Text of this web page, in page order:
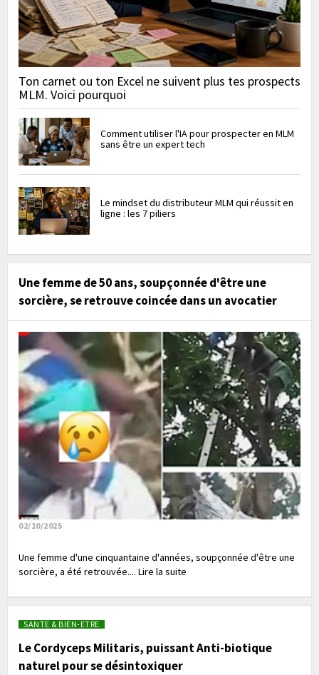
Ton carnet ou ton Excel ne suivent plus tes prospects
MLM. Voici pourquoi
Comment utiliser l'IA pour prospecter en MLM
sans être un expert tech
Le mindset du distributeur MLM qui réussit en
ligne : les 7 piliers
Une femme de 50 ans, soupçonnée d'être une
sorcière, se retrouve coincée dans un avocatier
02/10/2025
Une femme d'une cinquantaine d'années, soupçonnée d'être une
sorcière, a été retrouvée.... Lire la suite
SANTE & BIEN-ETRE
Le Cordyceps Militaris, puissant Anti-biotique
naturel pour se désintoxiquer